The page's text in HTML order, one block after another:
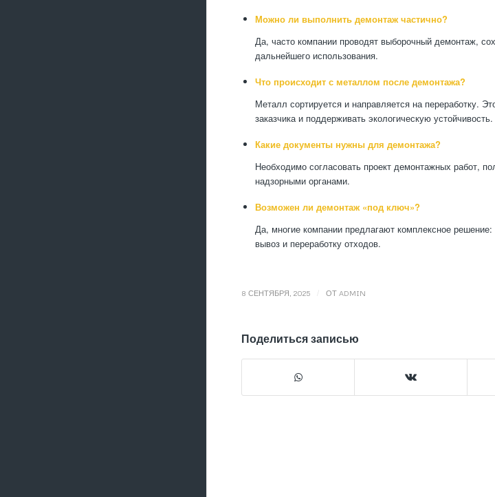
Можно ли выполнить демонтаж частично?
Да, часто компании проводят выборочный демонтаж,
дальнейшего использования.
Что происходит с металлом после демонтажа?
Металл сортируется и направляется на переработку.
заказчика и поддерживать экологическую устойчивость.
Какие документы нужны для демонтажа?
Необходимо согласовать проект демонтажных работ,
надзорными органами.
Возможен ли демонтаж «под ключ»?
Да, многие компании предлагают комплексное
вывоз и переработку отходов.
8 СЕНТЯБРЯ, 2025 ОТ ADMIN
Поделиться записью